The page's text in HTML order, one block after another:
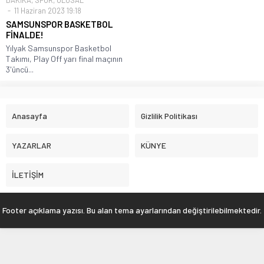
11 Haziran 2023 19:18
SAMSUNSPOR BASKETBOL
FİNALDE!
Yılyak Samsunspor Basketbol
Takımı, Play Off yarı final maçının
3'üncü...
Anasayfa Gizlilik Politikası
YAZARLAR KÜNYE
İLETİŞİM
Footer açıklama yazısı. Bu alan tema ayarlarından değiştirilebilmektedir.